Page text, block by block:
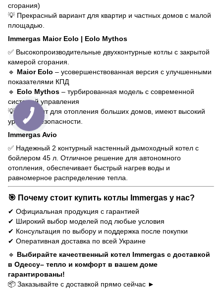
сгорания)
💡 Прекрасный вариант для квартир и частных домов с малой
площадью.
Immergas Maior Eolo | Eolo Mythos
✅ Высокопроизводительные двухконтурные котлы с закрытой
камерой сгорания.
🔹 Maior Eolo – усовершенствованная версия с улучшенными
показателями КПД
🔹 Eolo Mythos – турбированная модель с современной
системой управления
💡 Подходят для отопления больших домов, имеют высокий
уровень безопасности.
Immergas Avio
✅ Надежный 2 контурный настенный дымоходный котел с
бойлером 45 л. Отличное решение для автономного
отопления, обеспечивает быстрый нагрев воды и
равномерное распределение тепла.
🎯 Почему стоит купить котлы Immergas у нас?
✔ Официальная продукция с гарантией
✔ Широкий выбор моделей под любые условия
✔ Консультация по выбору и поддержка после покупки
✔ Оперативная доставка по всей Украине
🔹 Выбирайте качественный котел Immergas с доставкой
в Одессу– тепло и комфорт в вашем доме
гарантированы!
📦 Заказывайте с доставкой прямо сейчас ►